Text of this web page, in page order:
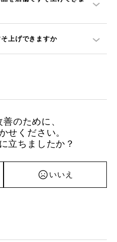
上げできますか
のために、
せください。
立ちましたか？
いいえ